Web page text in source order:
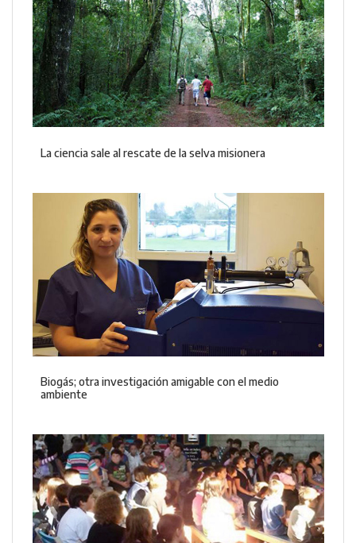
La ciencia sale al rescate de la selva misionera
Biogás; otra investigación amigable con el medio
ambiente